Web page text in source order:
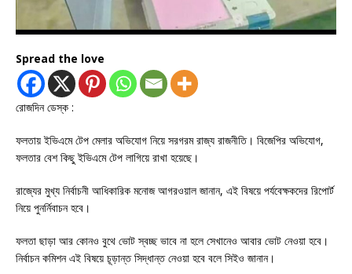
Spread the love
রোজদিন ডেস্ক :
ফলতায় ইভিএমে টেপ মেলার অভিযোগ নিয়ে সরগরম রাজ্য রাজনীতি। বিজেপির অভিযোগ,
ফলতার বেশ কিছু ইভিএমে টেপ লাগিয়ে রাখা হয়েছে।
রাজ্যের মুখ্য নির্বাচনী আধিকারিক মনোজ আগরওয়াল জানান, এই বিষয়ে পর্যবেক্ষকদের রিপোর্ট
নিয়ে পুনর্নিবাচন হবে।
ফলতা ছাড়া আর কোনও বুথে ভোট স্বচ্ছ ভাবে না হলে সেখানেও আবার ভোট নেওয়া হবে।
নির্বাচন কমিশন এই বিষয়ে চূড়ান্ত সিদ্ধান্ত নেওয়া হবে বলে সিইও জানান।